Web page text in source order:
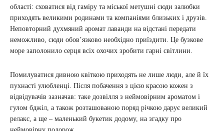
області: сховатися від гаміру та міської метушні сюди залюбки
приходять великими родинами та компаніями близьких і друзів.
Неповторний духмяний аромат лаванди на відстані передати
неможливо, сюди обов’язково необхідно приїздити. Це бузкове
море заполонило серця всіх охочих зробити гарні світлини.
Помилуватися дивною квіткою приходять не лише люди, але й їх
пухнасті улюбленці. Після побачення з цією красою кожен з
відвідувачів зазначав: таке дозвілля з неймовірним ароматом і
гулом бджіл, а також розташованою поряд річкою дарує великий
релакс, а ще – маленький букетик додому, на згадку про
неймовірну подорож.